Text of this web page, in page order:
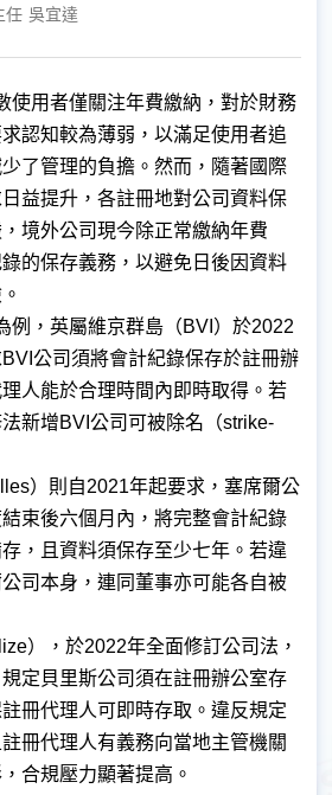
任 吳宜達
用者僅關注年費繳納，對於財務
認知較為薄弱，以滿足使用者追
了管理的負擔。然而，隨著國際
益提升，各註冊地對公司資料保
境外公司現今除正常繳納年費
的保存義務，以避免日後因資料
，英屬維京群島（BVI）於2022
公司須將會計紀錄保存於註冊辦
人能於合理時間內即時取得。若
新增BVI公司可被除名（strike-
）則自2021年起要求，塞席爾公
束後六個月內，將完整會計紀錄
，且資料須保存至少七年。若違
司本身，連同董事亦可能各自被
），於2022年全面修訂公司法，
定貝里斯公司須在註冊辦公室存
冊代理人可即時存取。違反規定
冊代理人有義務向當地主管機關
合規壓力顯著提高。